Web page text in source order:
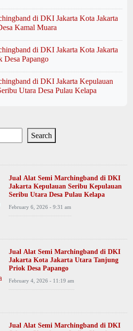
di DKI Jakarta Kota Jakarta
Kamal Muara
di DKI Jakarta Kota Jakarta
Desa Papango
di DKI Jakarta Kepulauan
Utara Desa Pulau Kelapa
Search
Jual Alat Semi Marchingband di DKI
Jakarta Kepulauan Seribu Kepulauan
Seribu Utara Desa Pulau Kelapa
February 6, 2026 - 9:31 am
Jual Alat Semi Marchingband di DKI
Jakarta Kota Jakarta Utara Tanjung
Priok Desa Papango
February 4, 2026 - 11:19 am
Jual Alat Semi Marchingband di DKI